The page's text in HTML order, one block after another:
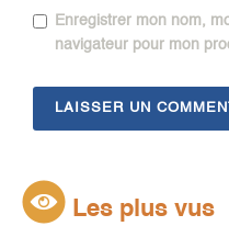
Enregistrer mon nom,
navigateur pour mon
Les plus vus